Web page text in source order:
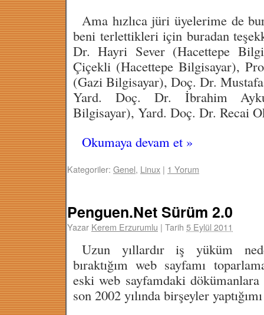
Ama hızlıca jüri üyelerime de
beni terlettikleri için buradan
Dr. Hayri Sever (Hacettepe
Çiçekli (Hacettepe Bilgisayar),
(Gazi Bilgisayar), Doç. Dr.
Yard. Doç. Dr. İbrahim
Bilgisayar), Yard. Doç. Dr. Recai
Okumaya devam et »
Kategoriler: Genel, Linux | 1 Yorum
Penguen.Net Sürüm 2.0
Yazar Kerem Erzurumlu | Tarih 5 Eylül 2011
Uzun yıllardır iş yüküm
bıraktığım web sayfamı
eski web sayfamdaki dökümanlara
son 2002 yılında birşeyler